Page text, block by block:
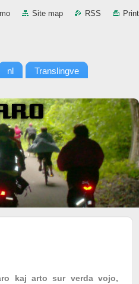
Site map RSS Print
nl Translingve
kaj arto sur verda vojo,